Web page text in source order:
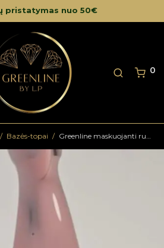
pristatymas nuo 50€
0
/ Bazės-topai / Greenline maskuojanti rubber bazė nr. 26